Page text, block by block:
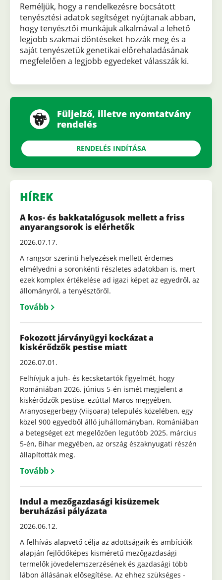
Reméljük, hogy a rendelkezésre bocsátott
tenyésztési adatok segítséget nyújtanak abban,
hogy tenyésztői munkájuk alkalmával a lehető
legjobb szakmai döntéseket hozzák meg és a
saját tenyészetük genetikai előrehaladásának
megfelelően a legjobb egyedeket válasszák ki.
Füljelző, illetve nyomtatvány
rendelés
RENDELÉS INDÍTÁSA
HÍREK
A kos- és bakkatalógusok mellett a friss
anyarangsorok is elérhetők
2026.07.17.
A rangsor szerinti helyezések mellett érdemes
elmélyedni a soronkénti részletes adatokban is, mert
ezek komplex értékelése ad igazi képet az egyedről, az
állományról, a tenyésztőről.
Tovább
Fokozott járványügyi kockázat a
kiskérődzők pestise miatt
2026.07.01.
Felhívjuk a juh- és kecsketartók figyelmét, hogy
Romániában 2026. június 5-én ismét megjelent a
kiskérődzők pestise, ezúttal Maros megyében,
Aranyosegerbegy (Viișoara) település közelében, egy
közel 900 egyedből álló juhállományban. Romániában
a betegséget ezt megelőzően legutóbb 2025. március
5-én, Bihar megyében, az ország északnyugati részén
állapították meg.
Tovább
Indul a mezőgazdasági kisüzemek
beruházási pályázata
2026.06.12.
A felhívás alapvető célja az adottságaik és ambícióik
alapján fejlődőképes kisméretű mezőgazdasági
termelők jövedelemszerzésének és gazdasági több
lábon állásának elősegítése. Az ehhez szükséges -